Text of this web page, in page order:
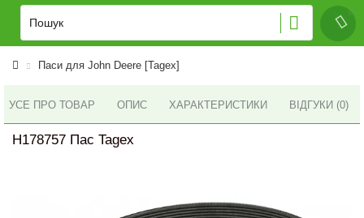
Паси для John Deere [Tagex]
УСЕ ПРО ТОВАР ОПИС ХАРАКТЕРИСТИКИ ВІДГУКИ (0)
H178757 Пас Tagex